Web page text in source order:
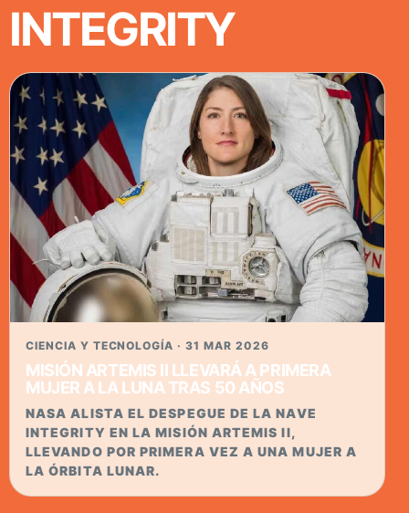
INTEGRITY
CIENCIA Y TECNOLOGÍA · 31 MAR 2026
MISIÓN ARTEMIS II LLEVARÁ A PRIMERA
MUJER A LA LUNA TRAS 50 AÑOS
NASA ALISTA EL DESPEGUE DE LA NAVE
INTEGRITY EN LA MISIÓN ARTEMIS II,
LLEVANDO POR PRIMERA VEZ A UNA MUJER A
LA ÓRBITA LUNAR.